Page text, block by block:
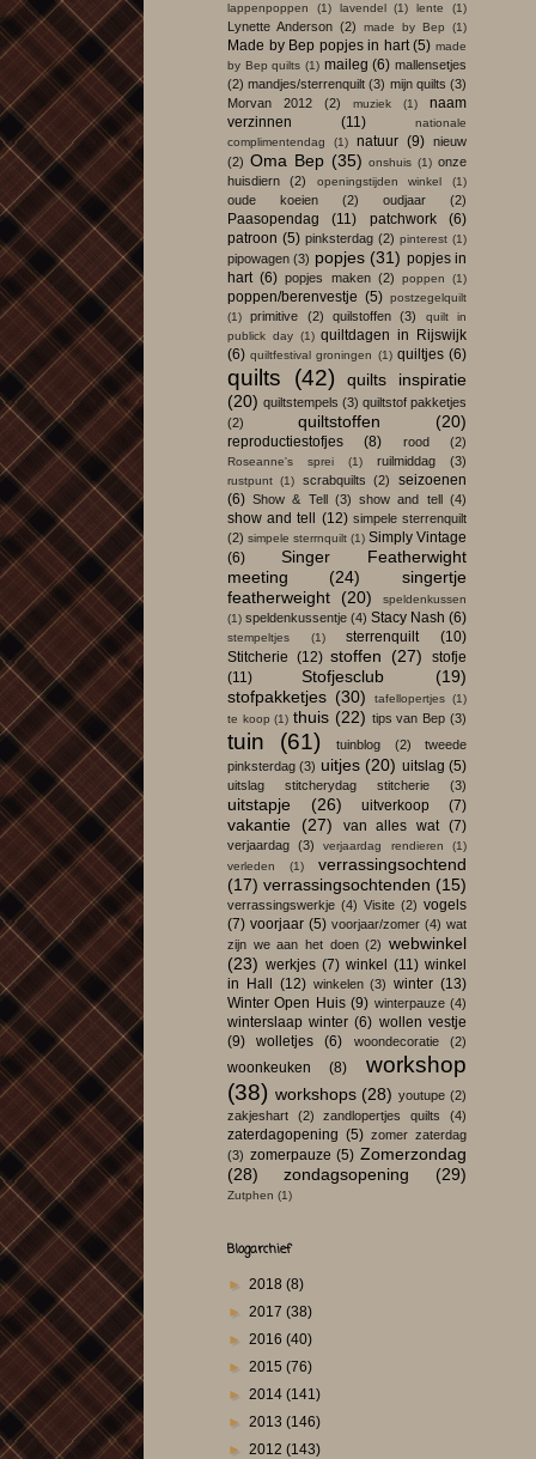
lappenpoppen (1) lavendel (1) lente (1)
Lynette Anderson (2) made by Bep (1)
Made by Bep popjes in hart (5) made
by Bep quilts (1) maileg (6) mallensetjes
(2) mandjes/sterrenquilt (3) mijn quilts (3)
Morvan 2012
(2) muziek (1)
naam
verzinnen
(11)
nationale
complimentendag
(1) natuur (9) nieuw
(2) Oma Bep (35) onshuis (1) onze
huisdiern
(2) openingstijden winkel (1)
oude koeien (2) oudjaar (2)
Paasopendag (11) patchwork
(6)
patroon (5) pinksterdag (2) pinterest (1)
pipowagen (3) popjes (31) popjes in
hart (6) popjes maken (2) poppen (1)
poppen/berenvestje (5) postzegelquilt
(1)
primitive (2) quilstoffen (3)
quilt in
publick day (1) quiltdagen in Rijswijk
(6) quiltfestival groningen (1) quiltjes (6)
quilts (42)
quilts inspiratie
(20) quiltstempels (3) quiltstof pakketjes
(2)
quiltstoffen (20)
reproductiestofjes (8) rood (2)
Roseanne's sprei (1) ruilmiddag (3)
rustpunt (1) scrabquilts (2)
seizoenen
(6) Show & Tell (3) show and tell (4)
show and tell (12) simpele sterrenquilt
(2) simpele sterrnquilt (1) Simply Vintage
(6)
Singer Featherwight
meeting
(24)
singertje
featherweight
(20)
speldenkussen
(1) speldenkussentje (4) Stacy Nash (6)
stempeltjes (1) sterrenquilt
(10)
Stitcherie (12) stoffen (27)
stofje
(11)
Stofjesclub
(19)
stofpakketjes (30) tafellopertjes (1)
te koop (1) thuis (22) tips van Bep (3)
tuin (61) tuinblog (2)
tweede
pinksterdag (3) uitjes (20) uitslag (5)
uitslag stitcherydag stitcherie (3)
uitstapje (26) uitverkoop (7)
vakantie (27) van alles wat (7)
verjaardag (3) verjaardag rendieren
(1)
verleden
(1)
verrassingsochtend
(17) verrassingsochtenden (15)
verrassingswerkje (4) Visite (2) vogels
(7) voorjaar (5) voorjaar/zomer (4) wat
zijn we aan het doen (2) webwinkel
(23) werkjes (7) winkel (11) winkel
in Hall
(12) winkelen (3) winter (13)
Winter Open Huis (9) winterpauze (4)
winterslaap winter (6) wollen vestje
(9)
wolletjes (6) woondecoratie (2)
woonkeuken (8)
workshop
(38) workshops (28) youtupe (2)
zakjeshart
(2) zandlopertjes quilts (4)
zaterdagopening (5) zomer zaterdag
(3) zomerpauze (5) Zomerzondag
(28)
zondagsopening (29)
Zutphen (1)
Blogarchief
► 2018 (8)
► 2017 (38)
► 2016 (40)
► 2015 (76)
► 2014 (141)
► 2013 (146)
► 2012 (143)